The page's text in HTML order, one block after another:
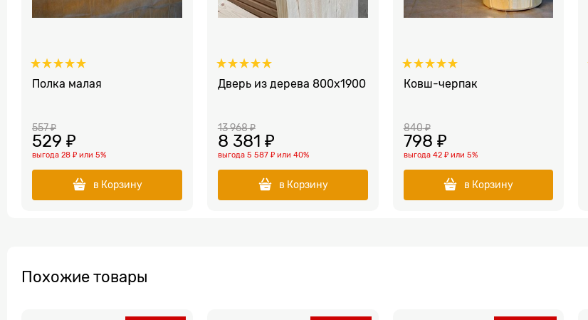
Полка малая
557 ₽
529 ₽
выгода 28 ₽ или 5%
в Корзину
Дверь из дерева 800х1900
13 968 ₽
8 381 ₽
выгода 5 587 ₽или 40%
в Корзину
Ковш-черпак
840 ₽
798 ₽
выгода 42 ₽или 5%
в Корзину
Похожие товары